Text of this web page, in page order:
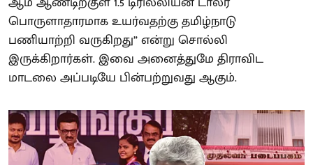
பொருளாதாரமாக உயர்வதற்கு தமிழ்நாடு
பணியாற்றி வருகிறது” என்று சொல்லி
இருக்கிறார்கள். இவை அனைத்துமே திராவிட
மாடலை அப்படியே பின்பற்றுவது ஆகும்.